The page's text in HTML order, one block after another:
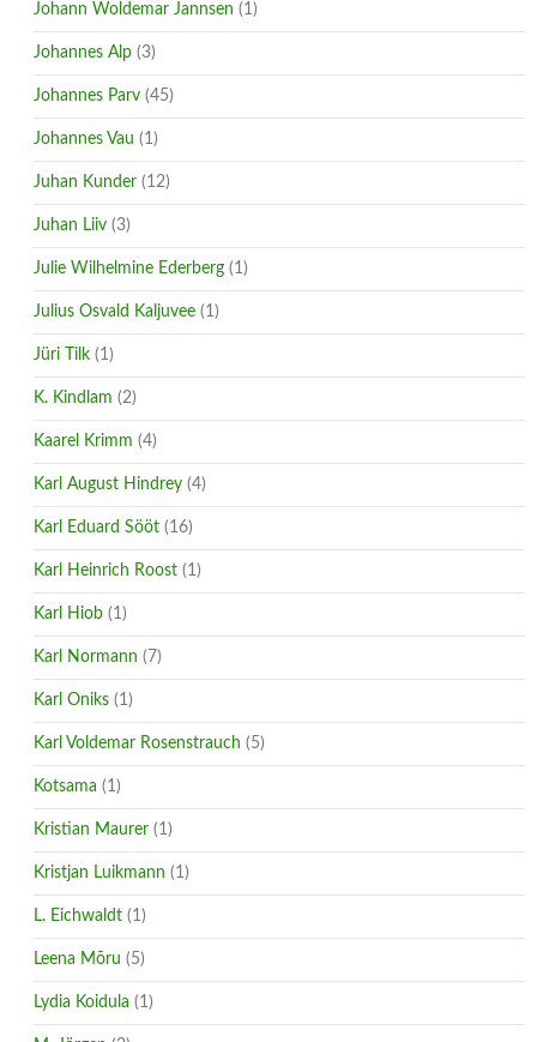
Johann Woldemar Jannsen (1)
Johannes Alp (3)
Johannes Parv (45)
Johannes Vau (1)
Juhan Kunder (12)
Juhan Liiv (3)
Julie Wilhelmine Ederberg (1)
Julius Osvald Kaljuvee (1)
Jüri Tilk (1)
K. Kindlam (2)
Kaarel Krimm (4)
Karl August Hindrey (4)
Karl Eduard Sööt (16)
Karl Heinrich Roost (1)
Karl Hiob (1)
Karl Normann (7)
Karl Oniks (1)
Karl Voldemar Rosenstrauch (5)
Kotsama (1)
Kristian Maurer (1)
Kristjan Luikmann (1)
L. Eichwaldt (1)
Leena Mõru (5)
Lydia Koidula (1)